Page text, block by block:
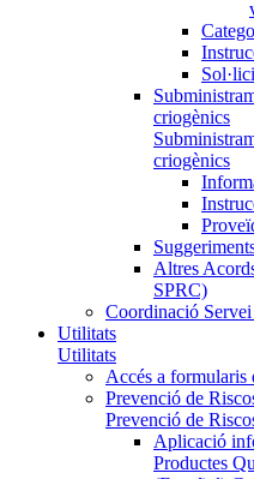
criogènics
criogènics
Altres
SPRC)
Coordinació
Utilitats
Utilitats
Accés a formularis
Prevenció de
Prevenció de
Aplicació
Productes